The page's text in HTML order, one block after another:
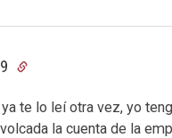
te lo leí otra vez, yo
la cuenta de la